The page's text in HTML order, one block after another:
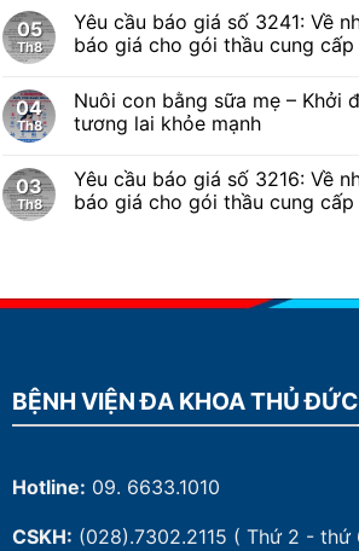
05
Th8
Yêu cầu báo giá số 3241: Về
báo giá cho gói thầu cung
04
Th8
Nuôi con bằng sữa mẹ – Khởi
tương lai khỏe mạnh
03
Th8
Yêu cầu báo giá số 3216: Về
báo giá cho gói thầu cung
BỆNH VIỆN ĐA KHOA THỦ ĐỨC
Hotline: 09. 6633.1010
CSKH: (028).7302.2115 ( Thứ 2 - thứ